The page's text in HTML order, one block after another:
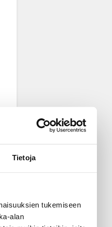
Tietoja
tukemiseen
alan